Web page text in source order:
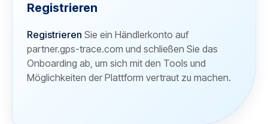
Registrieren
Registrieren Sie ein Händlerkonto auf
partner.gps-trace.com und schließen Sie das
Onboarding ab, um sich mit den Tools und
Möglichkeiten der Plattform vertraut zu machen.